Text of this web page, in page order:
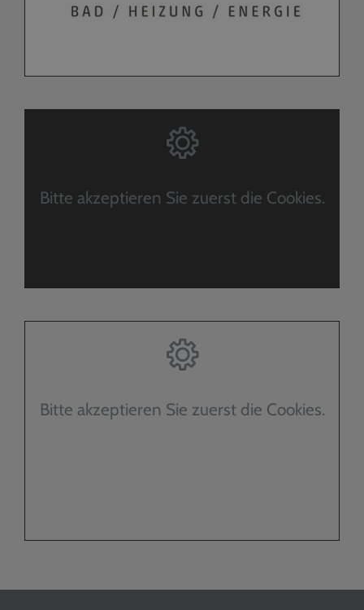
Bitte akzeptieren Sie zuerst die Cookies.
Bitte akzeptieren Sie zuerst die Cookies.